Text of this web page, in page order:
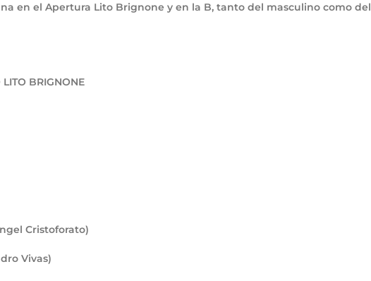
en el Apertura Lito Brignone y en la B, tanto del masculino como del
LITO BRIGNONE
Cristoforato)
Vivas)